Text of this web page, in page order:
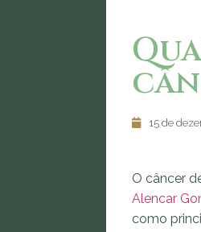
15 de
O câncer
Alencar
como